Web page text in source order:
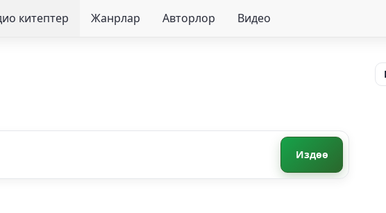
китептер Жанрлар Авторлор Видео
Издөө